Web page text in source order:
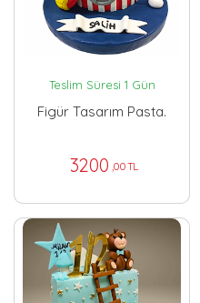
Teslim Süresi 1 Gün
Figür Tasarım Pasta.
3200 ,00 TL